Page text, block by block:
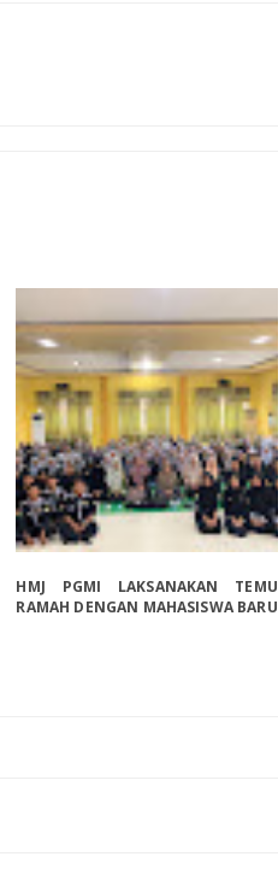
HMJ PGMI LAKSANAKAN TEMU
RAMAH DENGAN MAHASISWA BARU